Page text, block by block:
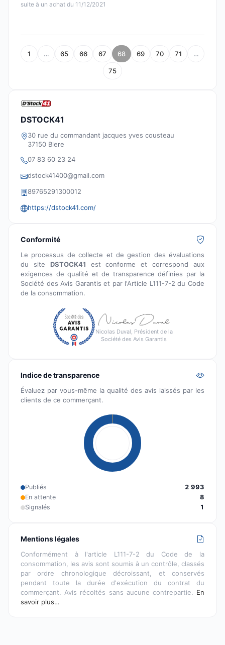
suite à un achat du 11/12/2021
1 … 65 66 67 68 69 70 71 …
75
DSTOCK41
30 rue du commandant jacques yves cousteau
37150 Blere
07 83 60 23 24
dstock41400@gmail.com
89765291300012
https://dstock41.com/
Conformité
Le processus de collecte et de gestion des évaluations
du site DSTOCK41 est conforme et correspond aux
exigences de qualité et de transparence définies par la
Société des Avis Garantis et par l'Article L111-7-2 du Code
de la consommation.
Nicolas Duval, Président de la
Société des Avis Garantis
Indice de transparence
Évaluez par vous-même la qualité des avis laissés par les
clients de ce commerçant.
Publiés
2 993
En attente
8
Signalés
1
Mentions légales
Conformément à l'article L111-7-2 du Code de la
consommation, les avis sont soumis à un contrôle, classés
par ordre chronologique décroissant, et conservés
pendant toute la durée d'exécution du contrat du
commerçant. Avis récoltés sans aucune contrepartie. En
savoir plus…